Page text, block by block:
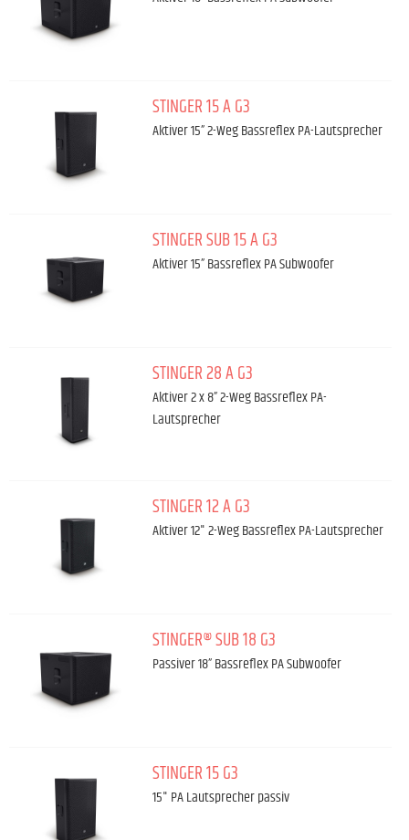
STINGER 15 A G3
Aktiver 15” 2-Weg Bassreflex PA-Lautsprecher
STINGER SUB 15 A G3
Aktiver 15” Bassreflex PA Subwoofer
STINGER 28 A G3
Aktiver 2 x 8” 2-Weg Bassreflex PA-
Lautsprecher
STINGER 12 A G3
Aktiver 12" 2-Weg Bassreflex PA-Lautsprecher
STINGER® SUB 18 G3
Passiver 18” Bassreflex PA Subwoofer
STINGER 15 G3
15" PA Lautsprecher passiv